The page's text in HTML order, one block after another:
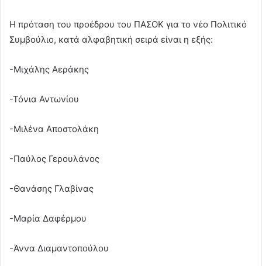
Η πρόταση του προέδρου του ΠΑΣΟΚ για το νέο Πολιτικό
Συμβούλιο, κατά αλφαβητική σειρά είναι η εξής:
-Μιχάλης Αεράκης
-Τόνια Αντωνίου
-Μιλένα Αποστολάκη
-Παύλος Γερουλάνος
-Θανάσης Γλαβίνας
-Μαρία Δαφέρμου
-Άννα Διαμαντοπούλου